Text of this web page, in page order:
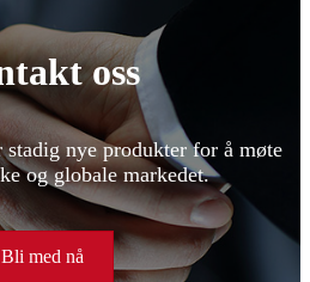
oss
nye produkter for å møte
og globale markedet.
Bli med nå